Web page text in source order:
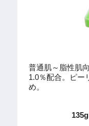
普通肌～脂性肌
1.0％配合。ピー
め。
135g